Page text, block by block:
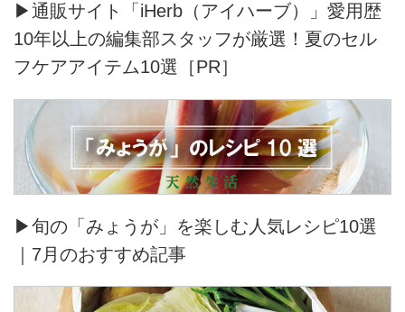
▶通販サイト「iHerb（アイハーブ）」愛用歴
10年以上の編集部スタッフが厳選！夏のセル
フケアアイテム10選［PR］
▶旬の「みょうが」を楽しむ人気レシピ10選
｜7月のおすすめ記事